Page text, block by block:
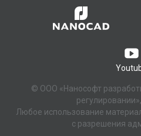
© ООО «Нанософт
Любое использование
с разрешения